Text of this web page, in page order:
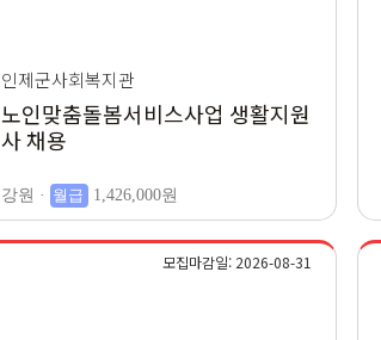
인제군사회복지관
노인맞춤돌봄서비스사업 생활지원
사 채용
강원 · 월급 1,426,000원
모집마감일: 2026-08-31